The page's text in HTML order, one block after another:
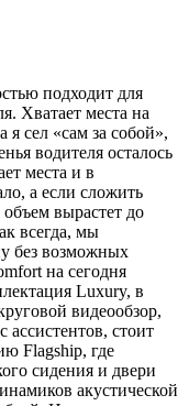
подходит для
Хватает места на
я сел «сам за собой»,
водителя осталось
места и в
а если сложить
вырастет до
всегда, мы
без возможных
на сегодня
Luxury, в
видеообзор,
стоит
Flagship, где
сидения и двери
акустической